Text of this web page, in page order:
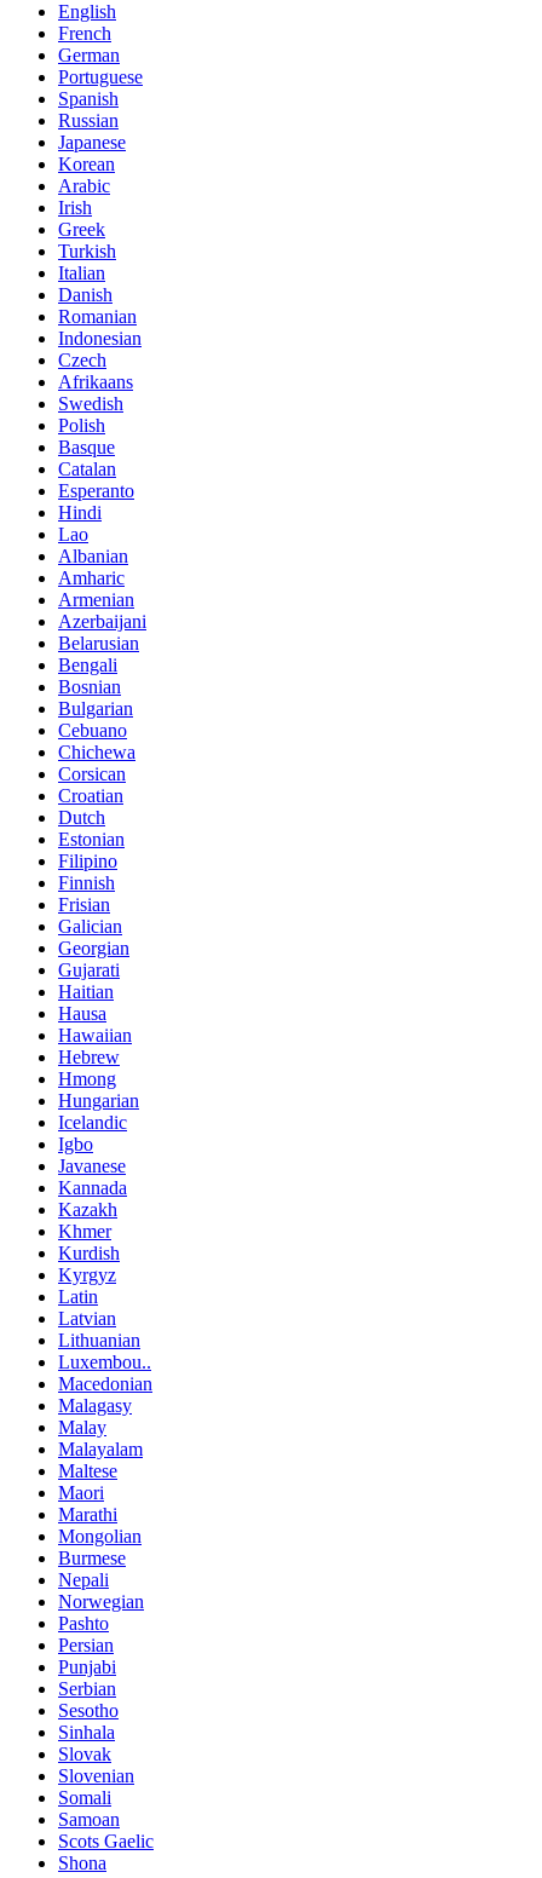
English
French
German
Portuguese
Spanish
Russian
Japanese
Korean
Arabic
Irish
Greek
Turkish
Italian
Danish
Romanian
Indonesian
Czech
Afrikaans
Swedish
Polish
Basque
Catalan
Esperanto
Hindi
Lao
Albanian
Amharic
Armenian
Azerbaijani
Belarusian
Bengali
Bosnian
Bulgarian
Cebuano
Chichewa
Corsican
Croatian
Dutch
Estonian
Filipino
Finnish
Frisian
Galician
Georgian
Gujarati
Haitian
Hausa
Hawaiian
Hebrew
Hmong
Hungarian
Icelandic
Igbo
Javanese
Kannada
Kazakh
Khmer
Kurdish
Kyrgyz
Latin
Latvian
Lithuanian
Luxembou..
Macedonian
Malagasy
Malay
Malayalam
Maltese
Maori
Marathi
Mongolian
Burmese
Nepali
Norwegian
Pashto
Persian
Punjabi
Serbian
Sesotho
Sinhala
Slovak
Slovenian
Somali
Samoan
Scots Gaelic
Shona